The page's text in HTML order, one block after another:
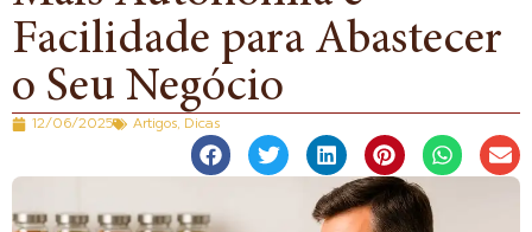
Facilidade para Abastecer
o Seu Negócio
12/06/2025 Artigos, Dicas